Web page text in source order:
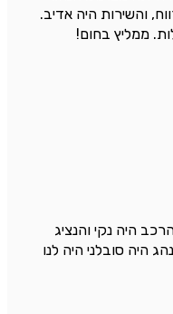
והשירות היה אדיב.
ממליץ בחום!
היה נקי והנציג
היה סובלני היה לנו